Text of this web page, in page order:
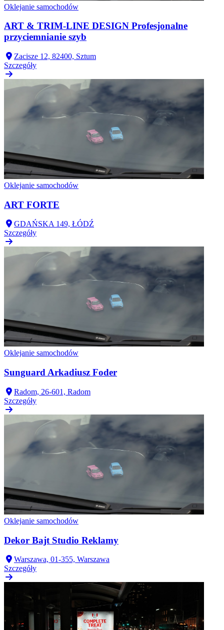
Oklejanie samochodów
ART & TRIM-LINE DESIGN Profesjonalne
przyciemnianie szyb
Zacisze 12, 82400, Sztum
Szczegóły
Oklejanie samochodów
ART FORTE
GDAŃSKA 149, ŁÓDŹ
Szczegóły
Oklejanie samochodów
Sunguard Arkadiusz Foder
Radom, 26-601, Radom
Szczegóły
Oklejanie samochodów
Dekor Bajt Studio Reklamy
Warszawa, 01-355, Warszawa
Szczegóły